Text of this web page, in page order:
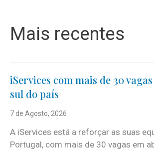
Mais recentes
iServices com mais de 30
sul do país
7 de Agosto, 2026
A iServices está a reforçar as suas
Portugal, com mais de 30 vagas em